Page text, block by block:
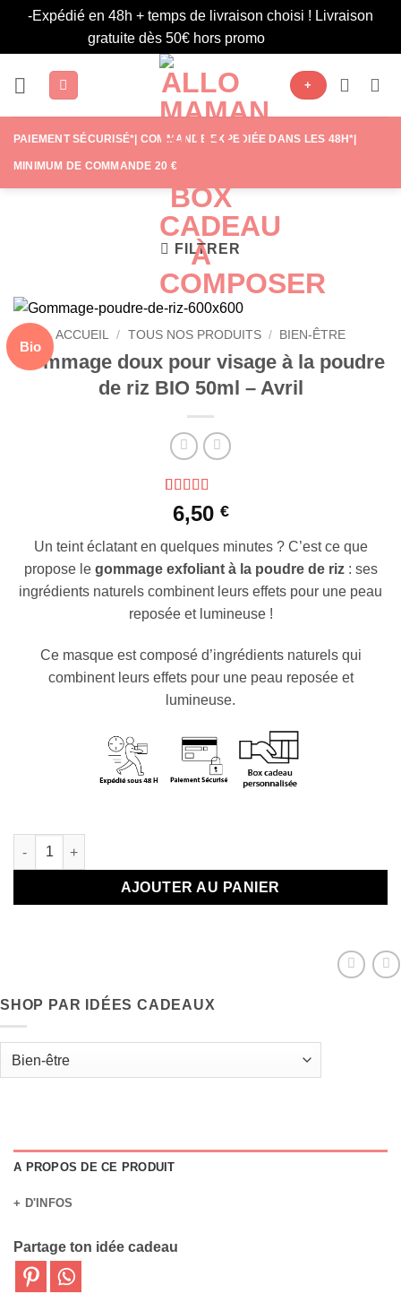
-Expédié en 48h + temps de livraison choisi ! Livraison
gratuite dès 50€ hors promo
+
PAIEMENT SÉCURISÉ*| COMMANDE EXPÉDIÉE DANS LES 48H*|
MINIMUM DE COMMANDE 20 €
FILTRER
Bio
ACCUEIL / TOUS NOS PRODUITS / BIEN-ÊTRE
Gommage doux pour visage à la poudre
de riz BIO 50ml – Avril
Noté4.83
sur 5 basé
notations
client
6,50 €
Un teint éclatant en quelques minutes ? C’est ce que
propose le gommage exfoliant à la poudre de riz: ses
ingrédients naturels combinent leurs effets pour une peau
reposée et lumineuse !
Ce masque est composé d’ingrédients naturels qui
combinent leurs effets pour une peau reposée et
lumineuse.
quantité de Gommage doux pour visage à la poudre de riz BIO
AJOUTER AU PANIER
SHOP PAR IDÉES CADEAUX
A PROPOS DE CE PRODUIT
+ D'INFOS
Partage ton idée cadeau